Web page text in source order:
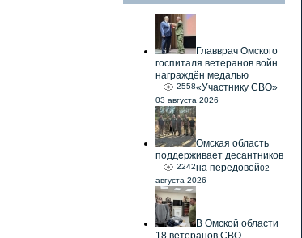
Главврач Омского
госпиталя ветеранов войн
награждён медалью
«Участнику СВО»
2558
03 августа 2026
Омская область
поддерживает десантников
на передовой
2242
02
августа 2026
В Омской области
18 ветеранов СВО